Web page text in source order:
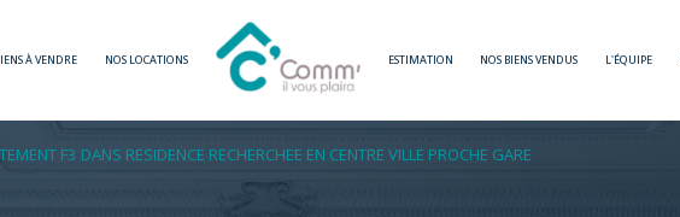
À VENDRE NOS LOCATIONS ESTIMATION NOS BIENS VENDUS L'ÉQUIPE
Voir les3annonces
F3 DANS RESIDENCE RECHERCHEE EN CENTRE VILLE PROCHE GARE